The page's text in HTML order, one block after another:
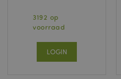
3192 op
voorraad
LOGIN